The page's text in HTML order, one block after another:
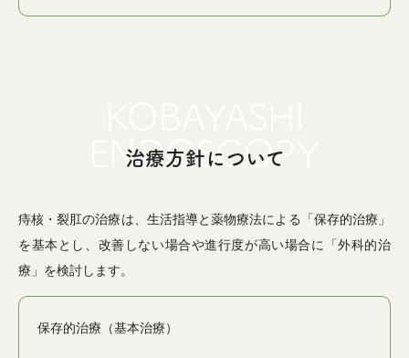
治療方針について
痔核・裂肛の治療は、生活指導と薬物療法による「保存的治療」
を基本とし、改善しない場合や進行度が高い場合に「外科的治
療」を検討します。
保存的治療（基本治療）